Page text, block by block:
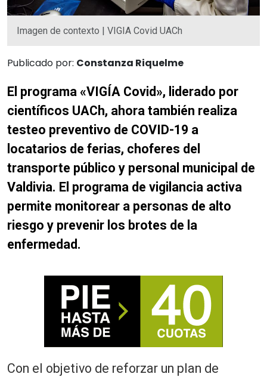
Imagen de contexto | VIGIA Covid UACh
Publicado por: Constanza Riquelme
El programa «VIGÍA Covid», liderado por
científicos UACh, ahora también realiza
testeo preventivo de COVID-19 a
locatarios de ferias, choferes del
transporte público y personal municipal de
Valdivia. El programa de vigilancia activa
permite monitorear a personas de alto
riesgo y prevenir los brotes de la
enfermedad.
Con el objetivo de reforzar un plan de